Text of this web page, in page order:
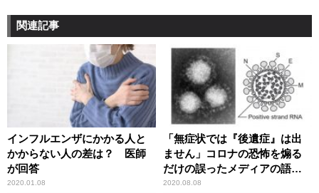
関連記事
インフルエンザにかかる人と
かからない人の差は？ 医師
が回答
2020.01.08
「無症状では『後遺症』は出
ません」コロナの恐怖を煽る
だけの誤ったメディアの語法
に辛坊治郎が異議
2020.08.08